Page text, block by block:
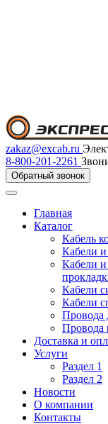
zakaz@excab.ru
8-800-201-2261
Обратный звонок
Главная
Каталог
Кабель
Кабели и
Кабели и
Кабели
Кабели
Провода
Провода
Доставка и
Услуги
Раздел 1
Раздел 2
Новости
О компании
Контакты